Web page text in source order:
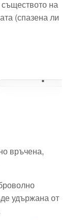
на
(спазена ли
саморъчно
връчена,
удържана от